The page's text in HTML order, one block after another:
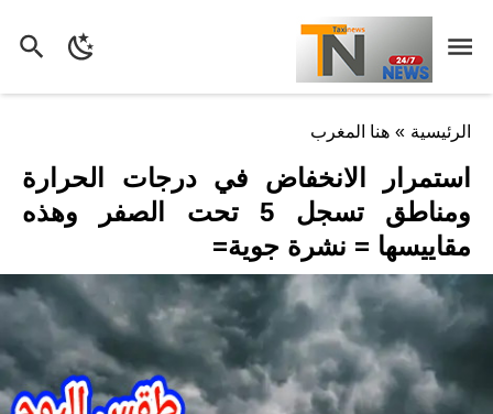
الرئيسية » هنا المغرب
استمرار الانخفاض في درجات الحرارة
ومناطق تسجل 5 تحت الصفر وهذه
مقاييسها = نشرة جوية=